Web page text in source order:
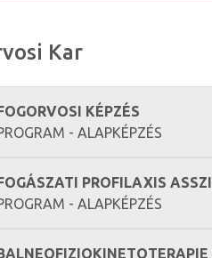
Kar
KÉPZÉS
- ALAPKÉPZÉS
PROFILAXIS
- ALAPKÉPZÉS